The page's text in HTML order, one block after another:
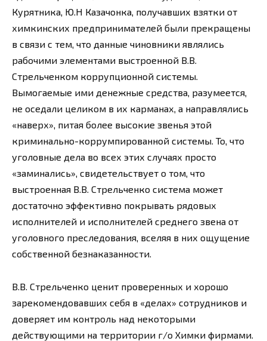
Курятника, Ю.Н Казачонка, получавших взятки от
химкинских предпринимателей были прекращены
в связи с тем, что данные чиновники являлись
рабочими элементами выстроенной В.В.
Стрельченком коррупционной системы.
Вымогаемые ими денежные средства, разумеется,
не оседали целиком в их карманах, а направлялись
«наверх», питая более высокие звенья этой
криминально-коррумпированной системы. То, что
уголовные дела во всех этих случаях просто
«заминались», свидетельствует о том, что
выстроенная В.В. Стрельченко система может
достаточно эффективно покрывать рядовых
исполнителей и исполнителей среднего звена от
уголовного преследования, вселяя в них ощущение
собственной безнаказанности.
В.В. Стрельченко ценит проверенных и хорошо
зарекомендовавших себя в «делах» сотрудников и
доверяет им контроль над некоторыми
действующими на территории г/о Химки фирмами.